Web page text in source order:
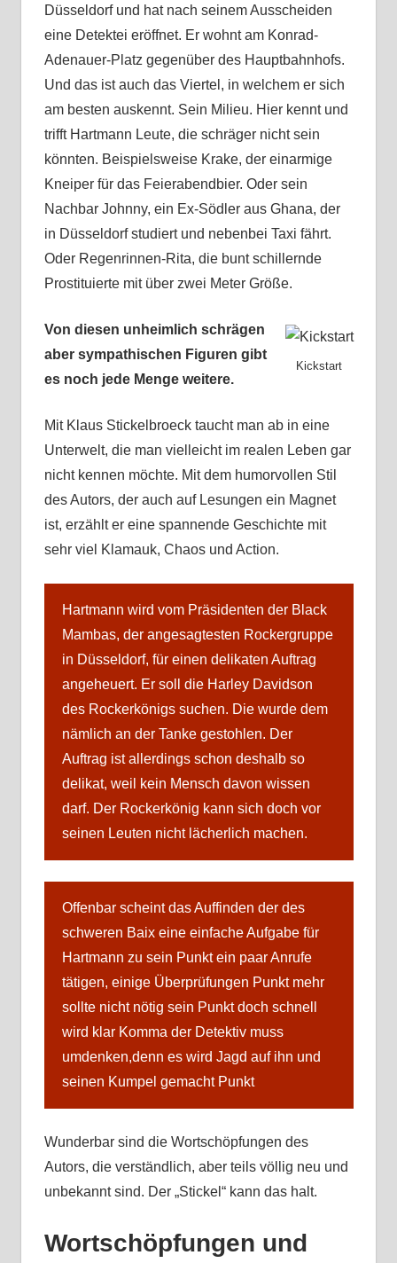
Düsseldorf und hat nach seinem Ausscheiden
eine Detektei eröffnet. Er wohnt am Konrad-
Adenauer-Platz gegenüber des Hauptbahnhofs.
Und das ist auch das Viertel, in welchem er sich
am besten auskennt. Sein Milieu. Hier kennt und
trifft Hartmann Leute, die schräger nicht sein
könnten. Beispielsweise Krake, der einarmige
Kneiper für das Feierabendbier. Oder sein
Nachbar Johnny, ein Ex-Södler aus Ghana, der
in Düsseldorf studiert und nebenbei Taxi fährt.
Oder Regenrinnen-Rita, die bunt schillernde
Prostituierte mit über zwei Meter Größe.
Kickstart
Von diesen unheimlich schrägen
aber sympathischen Figuren gibt
es noch jede Menge weitere.
Mit Klaus Stickelbroeck taucht man ab in eine
Unterwelt, die man vielleicht im realen Leben gar
nicht kennen möchte. Mit dem humorvollen Stil
des Autors, der auch auf Lesungen ein Magnet
ist, erzählt er eine spannende Geschichte mit
sehr viel Klamauk, Chaos und Action.
Hartmann wird vom Präsidenten der Black
Mambas, der angesagtesten Rockergruppe
in Düsseldorf, für einen delikaten Auftrag
angeheuert. Er soll die Harley Davidson
des Rockerkönigs suchen. Die wurde dem
nämlich an der Tanke gestohlen. Der
Auftrag ist allerdings schon deshalb so
delikat, weil kein Mensch davon wissen
darf. Der Rockerkönig kann sich doch vor
seinen Leuten nicht lächerlich machen.
Offenbar scheint das Auffinden der des
schweren Baix eine einfache Aufgabe für
Hartmann zu sein Punkt ein paar Anrufe
tätigen, einige Überprüfungen Punkt mehr
sollte nicht nötig sein Punkt doch schnell
wird klar Komma der Detektiv muss
umdenken,denn es wird Jagd auf ihn und
seinen Kumpel gemacht Punkt
Wunderbar sind die Wortschöpfungen des
Autors, die verständlich, aber teils völlig neu und
unbekannt sind. Der „Stickel“ kann das halt.
Wortschöpfungen und